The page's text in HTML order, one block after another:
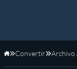
Inicio
Convertir Archivo